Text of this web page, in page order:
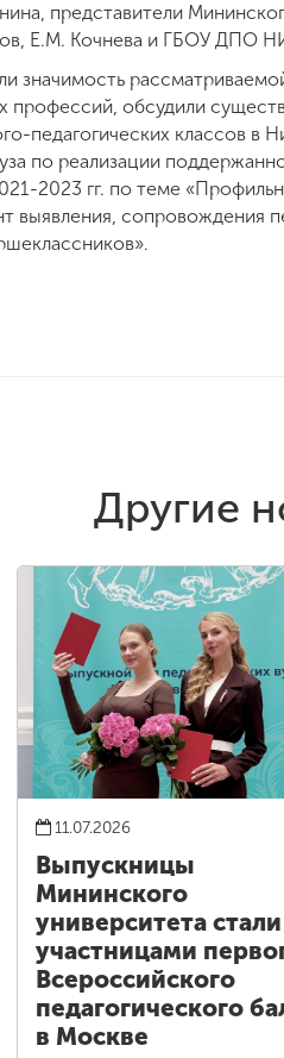
представители
Е.М. Кочнева и ГБОУ ДПО
значимость
профессий, обсудили
педагогических классов
по реализации
2023 гг. по теме
выявления, сопровождения
Другие
11.07.2026
Выпускницы
Мининского
университета стали
участницами
Всероссийского
педагогического
в Москве